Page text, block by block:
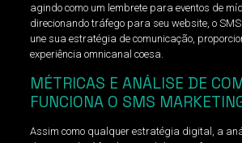
agindo como um lembrete para eventos de
direcionando tráfego para seu website, o SMS
une sua estratégia de comunicação,
experiência omnicanal coesa.
MÉTRICAS E ANÁLISE DE
FUNCIONA O SMS
Assim como qualquer estratégia digital, a